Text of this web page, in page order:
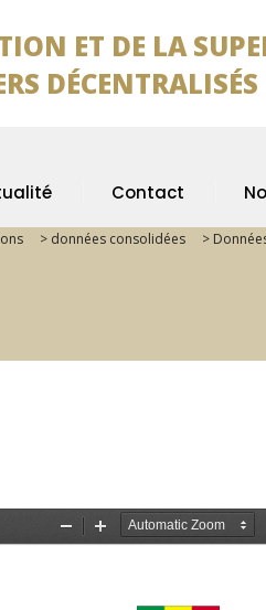
ET DE LA
DÉCENTRALISÉS
Contact
> données consolidées >